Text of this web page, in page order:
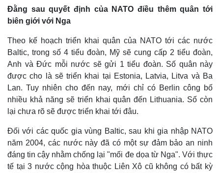
Kinh tế
Bất động sản
Khởi nghiệp
Thị trường
Giá vàng
Tiêu dùng
Tỷ giá
Đằng sau quyết định của NATO điều thêm quân tới
biên giới với Nga
Theo kế hoạch triển khai quân của NATO tới các nước
Baltic, trong số 4 tiểu đoàn, Mỹ sẽ cung cấp 2 tiểu đoàn,
Anh và Đức mỗi nước sẽ gửi 1 tiểu đoàn. Số quân này
được cho là sẽ triển khai tại Estonia, Latvia, Litva và Ba
Lan. Tuy nhiên cho đến nay, mới chỉ có Berlin công bố
nhiều khả năng sẽ triển khai quân đến Lithuania. Số còn
lại chưa rõ sẽ được triển khai tới đâu.
Đối với các quốc gia vùng Baltic, sau khi gia nhập NATO
năm 2004, các nước này đã có một sự đảm bảo an ninh
đáng tin cậy nhằm chống lại "mối đe dọa từ Nga". Với thực
tế tại 3 nước cộng hòa thuộc Liên Xô cũ không có bất kỳ